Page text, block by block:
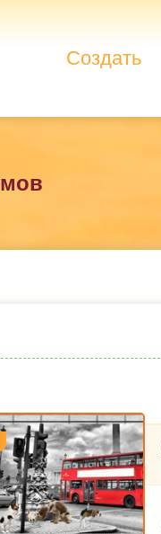
Создать